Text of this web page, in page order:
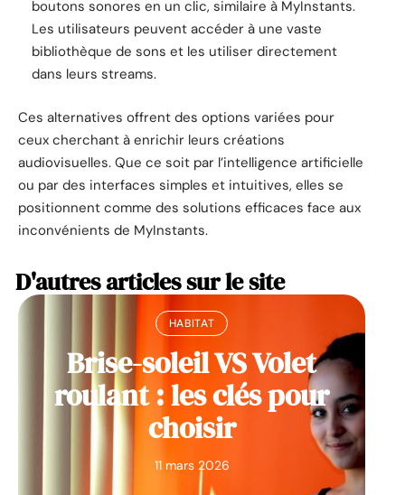
boutons sonores en un clic, similaire à MyInstants.
Les utilisateurs peuvent accéder à une vaste
bibliothèque de sons et les utiliser directement
dans leurs streams.
Ces alternatives offrent des options variées pour
ceux cherchant à enrichir leurs créations
audiovisuelles. Que ce soit par l’intelligence artificielle
ou par des interfaces simples et intuitives, elles se
positionnent comme des solutions efficaces face aux
inconvénients de MyInstants.
D'autres articles sur le site
HABITAT
Brise-soleil VS Volet
roulant : les clés pour
choisir
11 mars 2026